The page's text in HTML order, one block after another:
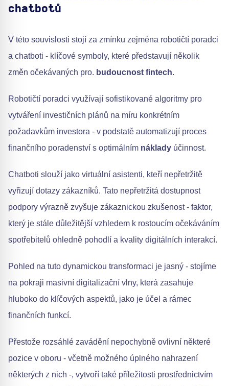
chatbotů
V této souvislosti stojí za zmínku zejména robotičtí poradci
a chatboti - klíčové symboly, které představují několik
změn očekávaných pro. budoucnost fintech.
Robotičtí poradci využívají sofistikované algoritmy pro
vytváření investičních plánů na míru konkrétním
požadavkům investora - v podstatě automatizují proces
finančního poradenství s optimálním náklady účinnost.
Chatboti slouží jako virtuální asistenti, kteří nepřetržitě
vyřizují dotazy zákazníků. Tato nepřetržitá dostupnost
podpory výrazně zvyšuje zákaznickou zkušenost - faktor,
který je stále důležitější vzhledem k rostoucím očekáváním
spotřebitelů ohledně pohodlí a kvality digitálních interakcí.
Pohled na tuto dynamickou transformaci je jasný - stojíme
na pokraji masivní digitalizační vlny, která zasahuje
hluboko do klíčových aspektů, jako je účel a rámec
finančních funkcí.
Přestože rozsáhlé zavádění nepochybně ovlivní některé
pozice v oboru - včetně možného úplného nahrazení
některých z nich -, vytvoří také příležitosti prostřednictvím